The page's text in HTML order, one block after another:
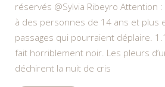
réservés @Sylvia Ribeyro Attention
à des personnes de 14 ans et plus
passages qui pourraient déplaire.
fait horriblement noir. Les pleurs
déchirent la nuit de cris